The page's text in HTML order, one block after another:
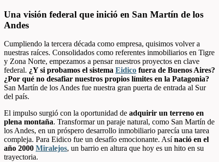
Una visión federal que inició en San Martín de los
Andes
Cumpliendo la tercera década como empresa, quisimos volver a
nuestras raíces. Consolidados como referentes inmobiliarios en Tigre
y Zona Norte, empezamos a pensar nuestros proyectos en clave
federal. ¿Y si probamos el sistema Eidico fuera de Buenos Aires?
¿Por qué no desafiar nuestros propios límites en la Patagonia?
San Martín de los Andes fue nuestra gran puerta de entrada al Sur
del país.
El impulso surgió con la oportunidad de adquirir un terreno en
plena montaña. Transformar un paraje natural, como San Martín de
los Andes, en un próspero desarrollo inmobiliario parecía una tarea
compleja. Para Eidico fue un desafío emocionante. Asínació en el
año 2000 Miralejos, un barrio en altura que hoy es un hito en su
trayectoria.